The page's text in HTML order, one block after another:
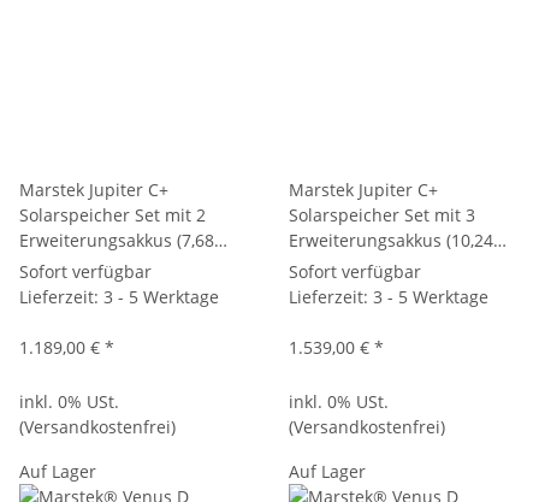
Marstek Jupiter C+
Solarspeicher Set mit 2
Erweiterungsakkus (7,68
kWh) – Balkonkraftwerk
Speicher Plug & Play, PV
Meter für Haus & Balkon
Sofort verfügbar
Lieferzeit: 3 - 5 Werktage
1.189,00 € *
inkl. 0% USt.
(Versandkostenfrei)
Marstek Jupiter C+
Solarspeicher Set mit 3
Erweiterungsakkus (10,24
kWh) – Balkonkraftwerk
Speicher Plug & Play, PV
Meter für Haus & Balkon #1
Sofort verfügbar
Lieferzeit: 3 - 5 Werktage
1.539,00 € *
inkl. 0% USt.
(Versandkostenfrei)
Auf Lager
Auf Lager